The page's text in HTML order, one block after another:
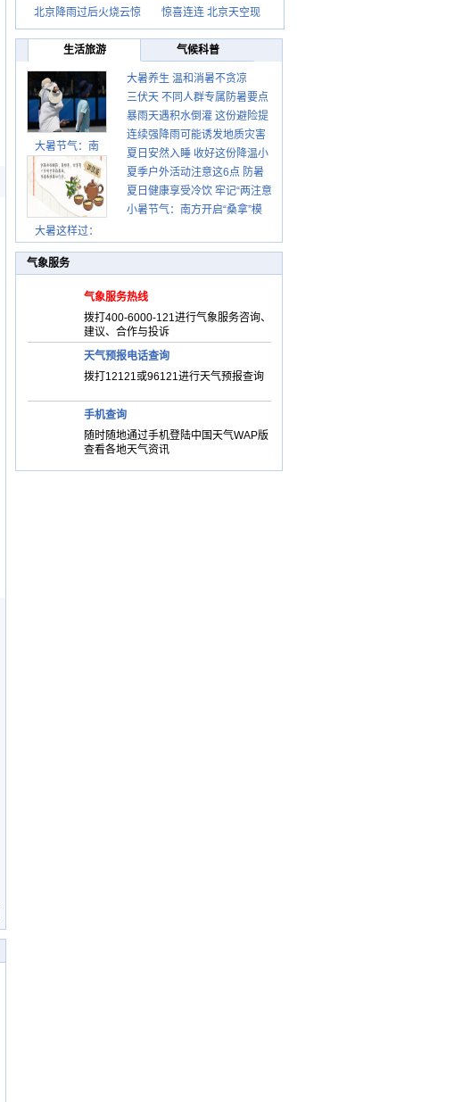
北京降雨过后火烧云惊
惊喜连连 北京天空现
生活旅游 气候科普
大暑节气：南
大暑这样过：
大暑养生 温和消暑不贪凉
三伏天 不同人群专属防暑要点
请收好
暴雨天遇积水倒灌 这份避险提
示请收好
连续强降雨可能诱发地质灾害
这些前兆要知道
夏日安然入睡 收好这份降温小
贴士
夏季户外活动注意这6点 防暑
健身两不误
夏日健康享受冷饮 牢记“两注意
一控制”
小暑节气：南方开启“桑拿”模
气象服务
气象服务热线
拨打400-6000-121进行气象服务咨询、
建议、合作与投诉
天气预报电话查询
拨打12121或96121进行天气预报查询
手机查询
随时随地通过手机登陆中国天气WAP版
查看各地天气资讯